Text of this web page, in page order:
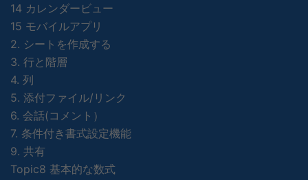
14 カレンダービュー
15 モバイルアプリ
2. シートを作成する
3. 行と階層
4. 列
5. 添付ファイル/リンク
6. 会話(コメント）
7. 条件付き書式設定機能
9. 共有
Topic8 基本的な数式